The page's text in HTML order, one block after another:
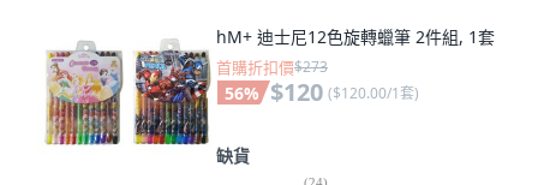
hM+ 迪士尼12色旋轉蠟筆 2件組, 1套
首購折扣價$273
56% $120 ($120.00/1套)
缺貨
(24)